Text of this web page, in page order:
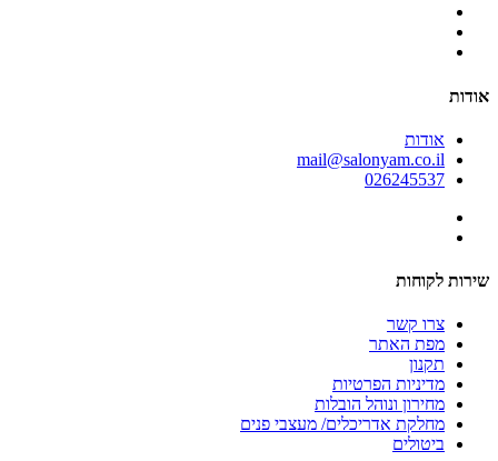
אודות
אודות
mail@salonyam.co.il
026245537
שירות לקוחות
צרו קשר
מפת האתר
תקנון
מדיניות הפרטיות
מחירון ונוהל הובלות
מחלקת אדריכלים/ מעצבי פנים
ביטולים